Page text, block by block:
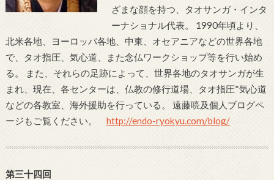
ざまな顔を持つ、タオサンガ・インタ
ーナショナル代表。 1990年頃より、
北米各地、ヨーロッパ各地、中東、オセアニアなどの世界各地
で、タオ指圧、気心道、また念仏ワークショップ等を行い始め
る。 また、それらの足跡によって、世界各地のタオサンガが生
まれ、現在、各センターは、仏教の修行道場、タオ指圧*気心道
などの各教室、海外援助を行っている。 遠藤喨及個人ブログペ
ージもご覧ください。 http://endo-ryokyu.com/blog/
第三十四回